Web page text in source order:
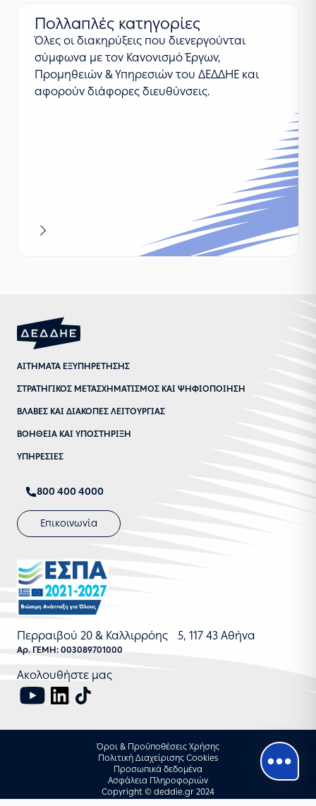
Πολλαπλές κατηγορίες
Όλες οι διακηρύξεις που διενεργούνται
σύμφωνα με τον Κανονισμό Έργων,
Προμηθειών & Υπηρεσιών του ΔΕΔΔΗΕ και
αφορούν διάφορες διευθύνσεις.
Περισσότερα
ΑΙΤΗΜΑΤΑ ΕΞΥΠΗΡΕΤΗΣΗΣ
ΣΤΡΑΤΗΓΙΚΟΣ ΜΕΤΑΣΧΗΜΑΤΙΣΜΟΣ ΚΑΙ ΨΗΦΙΟΠΟΙΗΣΗ
ΒΛΑΒΕΣ ΚΑΙ ΔΙΑΚΟΠΕΣ ΛΕΙΤΟΥΡΓΙΑΣ
ΒΟΗΘΕΙΑ ΚΑΙ ΥΠΟΣΤΗΡΙΞΗ
ΥΠΗΡΕΣΙΕΣ
800 400 4000
Επικοινωνία
Περραιβού 20 & Καλλιρρόης 5, 117 43 Αθήνα
Αρ. ΓΕΜΗ: 003089701000
Ακολουθήστε μας
Όροι & Προϋποθέσεις Χρήσης
Πολιτική Διαχείρισης Cookies
Προσωπικά δεδομένα
Ασφάλεια Πληροφοριών
Copyright © deddie.gr 2024